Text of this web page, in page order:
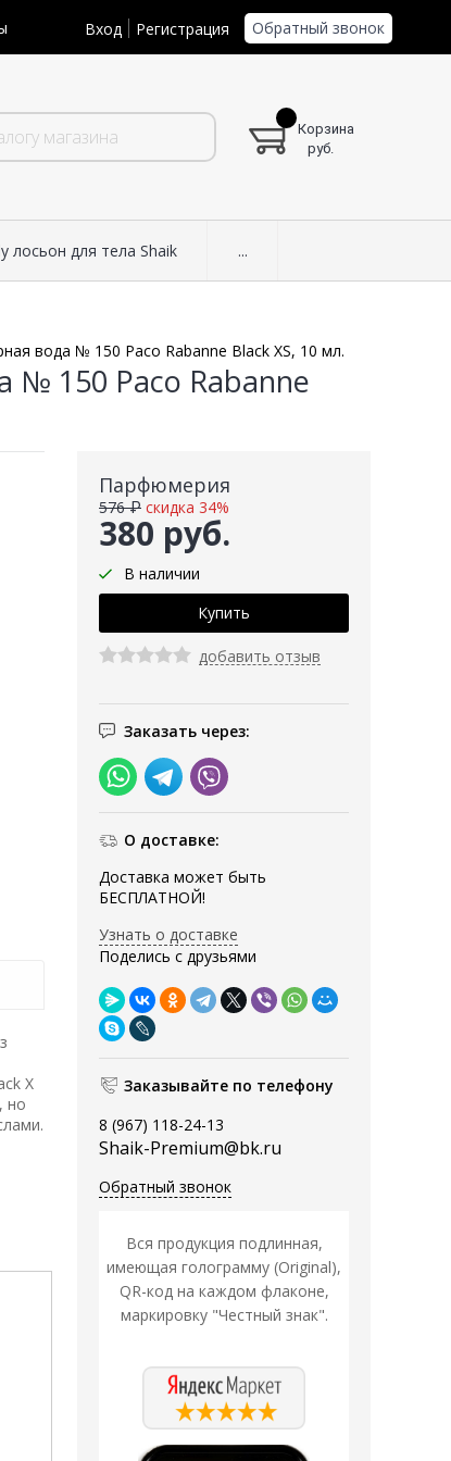
Вход Регистрация Обратный звонок
Корзина
руб.
лосьон для тела Shaik ...
вода № 150 Paco Rabanne Black XS, 10 мл.
№ 150 Paco Rabanne
Парфюмерия
380 руб.
576 ₽ скидка 34%
В наличии
добавить отзыв
Заказать через:
О доставке:
Доставка может быть
БЕСПЛАТНОЙ!
Узнать о доставке
Поделись с друзьями
Заказывайте по телефону
8 (967) 118-24-13
Shaik-Premium@bk.ru
Обратный звонок
Вся продукция подлинная,
имеющая голограмму (Original),
QR-код на каждом флаконе,
маркировку "Честный знак".
X
но